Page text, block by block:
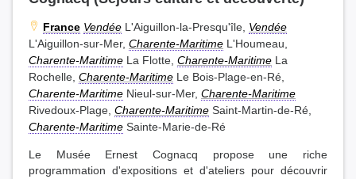
France Vendée L'Aiguillon-la-Presqu'île, Vendée
L'Aiguillon-sur-Mer, Charente-Maritime L'Houmeau,
Charente-Maritime La Flotte, Charente-Maritime La
Rochelle, Charente-Maritime Le Bois-Plage-en-Ré,
Charente-Maritime Nieul-sur-Mer, Charente-Maritime
Rivedoux-Plage, Charente-Maritime Saint-Martin-de-Ré,
Charente-Maritime Sainte-Marie-de-Ré
Le Musée Ernest Cognacq propose une riche
programmation d'expositions et d'ateliers pour découvrir